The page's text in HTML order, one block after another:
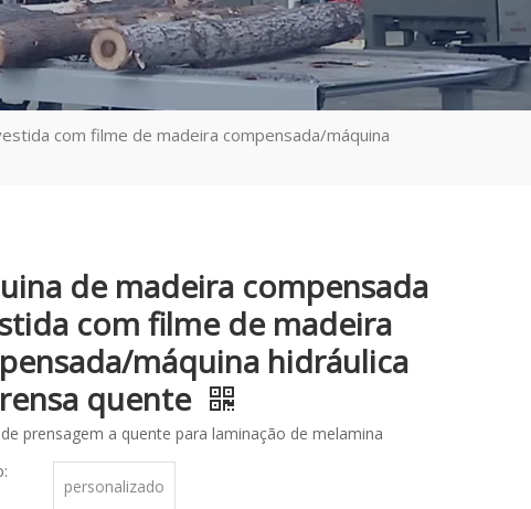
com filme de madeira compensada/máquina
de madeira compensada
com filme de madeira
máquina hidráulica
quente
prensagem a quente para laminação de melamina
personalizado